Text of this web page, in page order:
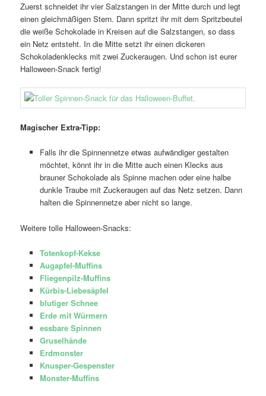
Zuerst schneidet ihr vier Salzstangen in der Mitte durch und legt
einen gleichmäßigen Stern. Dann spritzt ihr mit dem Spritzbeutel
die weiße Schokolade in Kreisen auf die Salzstangen, so dass
ein Netz entsteht. In die Mitte setzt ihr einen dickeren
Schokoladenklecks mit zwei Zuckeraugen. Und schon ist eurer
Halloween-Snack fertig!
Magischer Extra-Tipp:
Falls ihr die Spinnennetze etwas aufwändiger gestalten
möchtet, könnt ihr in die Mitte auch einen Klecks aus
brauner Schokolade als Spinne machen oder eine halbe
dunkle Traube mit Zuckeraugen auf das Netz setzen. Dann
halten die Spinnennetze aber nicht so lange.
Weitere tolle Halloween-Snacks:
Totenkopf-Kekse
Augapfel-Muffins
Fliegenpilz-Muffins
Kürbis-Liebesäpfel
blutiger Schnee
Erde mit Würmern
essbare Spinnen
Gruselhände
Erdmonster
Knusper-Gespenster
Monster-Muffins